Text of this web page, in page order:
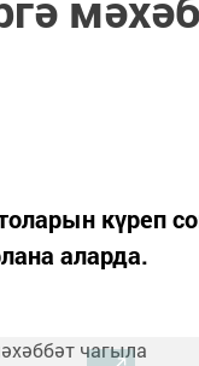
күреп
аларда.